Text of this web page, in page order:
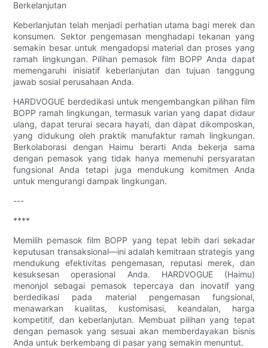
Berkelanjutan
Keberlanjutan telah menjadi perhatian utama bagi merek dan
konsumen. Sektor pengemasan menghadapi tekanan yang
semakin besar untuk mengadopsi material dan proses yang
ramah lingkungan. Pilihan pemasok film BOPP Anda dapat
memengaruhi inisiatif keberlanjutan dan tujuan tanggung
jawab sosial perusahaan Anda.
HARDVOGUE berdedikasi untuk mengembangkan pilihan film
BOPP ramah lingkungan, termasuk varian yang dapat didaur
ulang, dapat terurai secara hayati, dan dapat dikomposkan,
yang didukung oleh praktik manufaktur ramah lingkungan.
Berkolaborasi dengan Haimu berarti Anda bekerja sama
dengan pemasok yang tidak hanya memenuhi persyaratan
fungsional Anda tetapi juga mendukung komitmen Anda
untuk mengurangi dampak lingkungan.
---
****
Memilih pemasok film BOPP yang tepat lebih dari sekadar
keputusan transaksional—ini adalah kemitraan strategis yang
mendukung efektivitas pengemasan, reputasi merek, dan
kesuksesan operasional Anda. HARDVOGUE (Haimu)
menonjol sebagai pemasok tepercaya dan inovatif yang
berdedikasi pada material pengemasan fungsional,
menawarkan kualitas, kustomisasi, keandalan, harga
kompetitif, dan keberlanjutan. Membuat pilihan yang tepat
dengan pemasok yang sesuai akan memberdayakan bisnis
Anda untuk berkembang di pasar yang semakin menuntut.